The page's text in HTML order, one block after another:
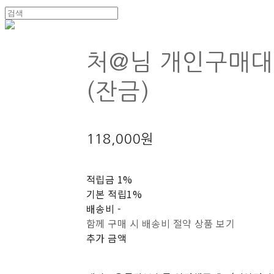
처@님 개인구매
(잔금)
118,000원
적립금 1%
기본 적립1%
배송비 -
함께 구매 시 배송비 절약 상품 보기
추가 금액